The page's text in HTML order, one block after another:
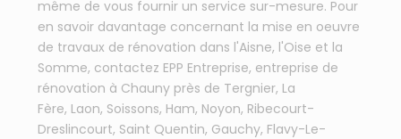
même de vous fournir un service sur-mesure. Pour
en savoir davantage concernant la mise en oeuvre
de travaux de rénovation dans l'Aisne, l'Oise et la
Somme, contactez EPP Entreprise, entreprise de
rénovation à Chauny près de Tergnier, La
Fère, Laon, Soissons, Ham, Noyon, Ribecourt-
Dreslincourt, Saint Quentin, Gauchy, Flavy-Le-